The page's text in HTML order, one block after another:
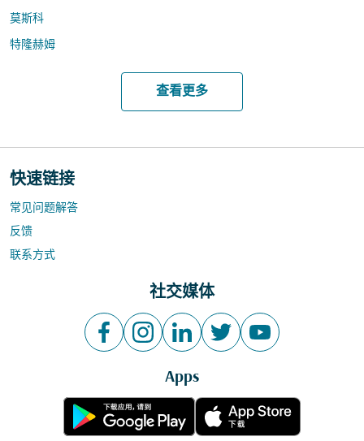
莫斯科
特隆赫姆
查看更多
快速链接
常见问题解答
反馈
联系方式
社交媒体
Apps